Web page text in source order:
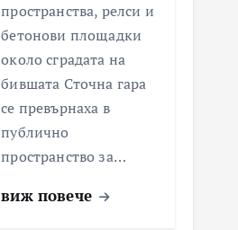
пространства, релси и
бетонови площадки
около сградата на
бившата Сточна гара
се превърнаха в
публично
пространство за…
виж повече